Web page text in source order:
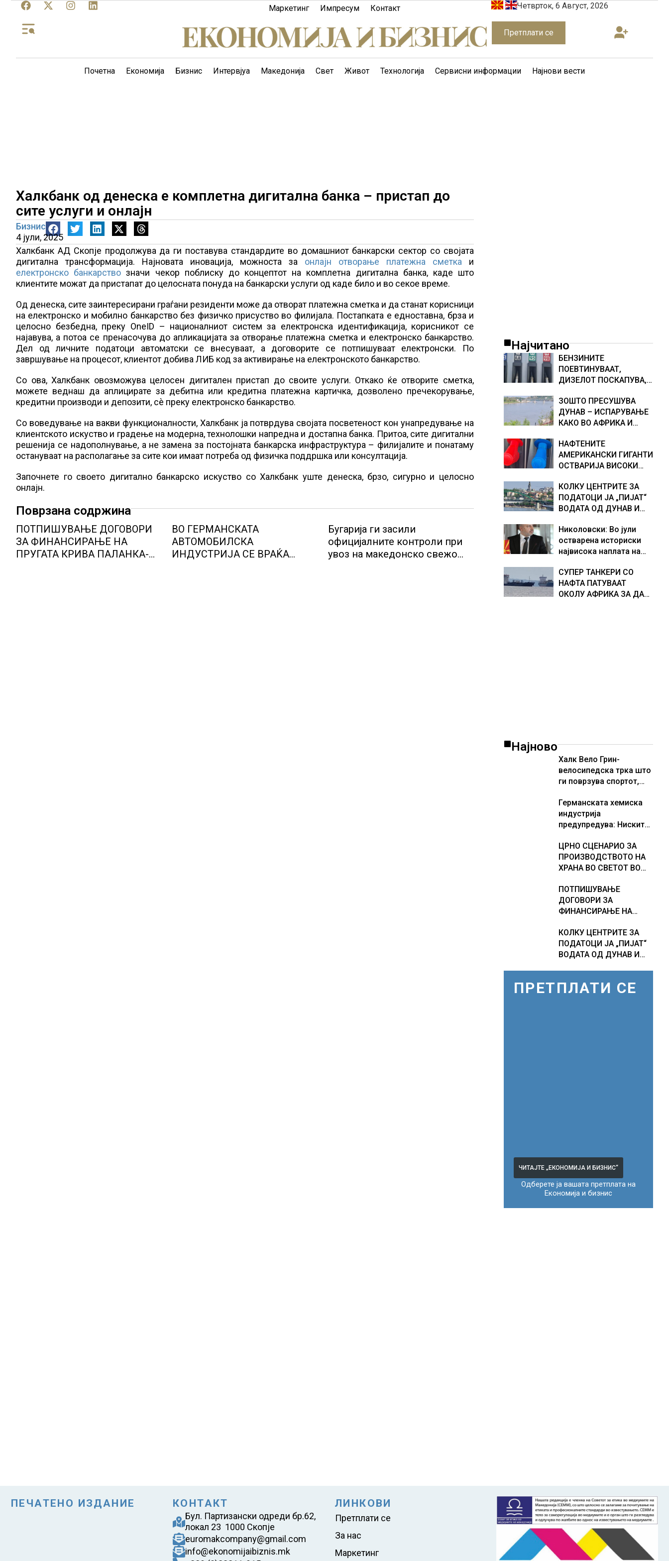
Маркетинг Импресум Контакт Четврток, 6 Август, 2026
Претплати се
Почетна Економија Бизнис Интервјуа Македонија Свет Живот Технологија Сервисни информации Најнови вести
Халкбанк од денеска е комплетна дигитална банка – пристап до
сите услуги и онлајн
Бизнис
4 јули, 2025
Халкбанк АД Скопје продолжува да ги поставува стандардите во домашниот банкарски сектор со својата
дигитална трансформација. Најновата иновација, можноста за онлајн отворање платежна сметка и
електронско банкарство значи чекор поблиску до концептот на комплетна дигитална банка, каде што
клиентите можат да пристапат до целосната понуда на банкарски услуги од каде било и во секое време.
Од денеска, сите заинтересирани граѓани резиденти може да отворат платежна сметка и да станат корисници
на електронско и мобилно банкарство без физичко присуство во филијала. Постапката е едноставна, брза и
целосно безбедна, преку OneID – националниот систем за електронска идентификација, корисникот се
најавува, а потоа се пренасочува до апликацијата за отворање платежна сметка и електронско банкарство.
Дел од личните податоци автоматски се внесуваат, а договорите се потпишуваат електронски. По
завршување на процесот, клиентот добива ЛИБ код за активирање на електронското банкарство.
Со ова, Халкбанк овозможува целосен дигитален пристап до своите услуги. Откако ќе отворите сметка,
можете веднаш да аплицирате за дебитна или кредитна платежна картичка, дозволено пречекорување,
кредитни производи и депозити, сè преку електронско банкарство.
Со воведување на вакви функционалности, Халкбанк ја потврдува својата посветеност кон унапредување на
клиентското искуство и градење на модерна, технолошки напредна и достапна банка. Притоа, сите дигитални
решенија се надополнување, а не замена за постојната банкарска инфраструктура – филијалите и понатаму
остануваат на располагање за сите кои имаат потреба од физичка поддршка или консултација.
Започнете го своето дигитално банкарско искуство со Халкбанк уште денеска, брзо, сигурно и целосно
онлајн.
Поврзана содржина
ПОТПИШУВАЊЕ ДОГОВОРИ
ЗА ФИНАНСИРАЊЕ НА
ПРУГАТА КРИВА ПАЛАНКА-
ВО ГЕРМАНСКАТА
АВТОМОБИЛСКА
ИНДУСТРИЈА СЕ ВРАЌА
Бугарија ги засили
официјалните контроли при
увоз на македонско свежо
Најчитано
БЕНЗИНИТЕ
ПОЕВТИНУВААТ,
ДИЗЕЛОТ ПОСКАПУВА,
ГОРИВАТА
ЗОШТО ПРЕСУШУВА
ДУНАВ – ИСПАРУВАЊЕ
КАКО ВО АФРИКА И
ВОДА, објаснување на
хидрогеолог од Србија
НАФТЕНИТЕ
АМЕРИКАНСКИ ГИГАНТИ
ОСТВАРИЈА ВИСОКИ
ОД НИВ ДА ГИ НАМАЛАТ
ЦЕНИТЕ НА ГОРИВАТА
КОЛКУ ЦЕНТРИТЕ ЗА
ПОДАТОЦИ ЈА „ПИЈАТ“
ВОДАТА ОД ДУНАВ И
Германија е лидер во
Европа по бројот на
изградени центри за
Николовски: Во јули
остварена историски
највисока наплата на
милијарди денари –
изградивме систем што
испорачува резултати
СУПЕР ТАНКЕРИ СО
НАФТА ПАТУВААТ
ОКОЛУ АФРИКА ЗА ДА
Најново
Халк Вело Грин-
велосипедска трка што
ги поврзува спортот,
хуманостаповторно во
Маврово
Германската хемиска
индустрија
предупредува: Ниските
да го намалат
производството
ЦРНО СЦЕНАРИО ЗА
ПРОИЗВОДСТВОТО НА
ХРАНА ВО СВЕТОТ ВО
ќе доведе
дополнителни 50
милиони луѓе во акутен
ПОТПИШУВАЊЕ
ДОГОВОРИ ЗА
ФИНАНСИРАЊЕ НА
ПАЛАНКА-ДЕВЕ БАИР
КОЛКУ ЦЕНТРИТЕ ЗА
ПОДАТОЦИ ЈА „ПИЈАТ“
ВОДАТА ОД ДУНАВ И
Европа по бројот на
ПРЕТПЛАТИ СЕ
ЧИТАЈТЕ „ЕКОНОМИЈА И БИЗНИС“
Одберете ја вашата претплата на
Економија и бизнис
ПЕЧАТЕНО ИЗДАНИЕ КОНТАКТ
Бул. Партизански одреди бр.62,
локал 23 1000 Скопје
euromakcompany@gmail.com
info@ekonomijaibiznis.mk
ЛИНКОВИ
Претплати се
За нас
Маркетинг